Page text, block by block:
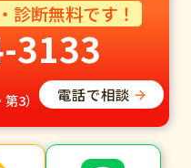
診断無料です！
3133
3） 電話で相談